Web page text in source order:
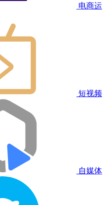
电商运
短视频
自媒体